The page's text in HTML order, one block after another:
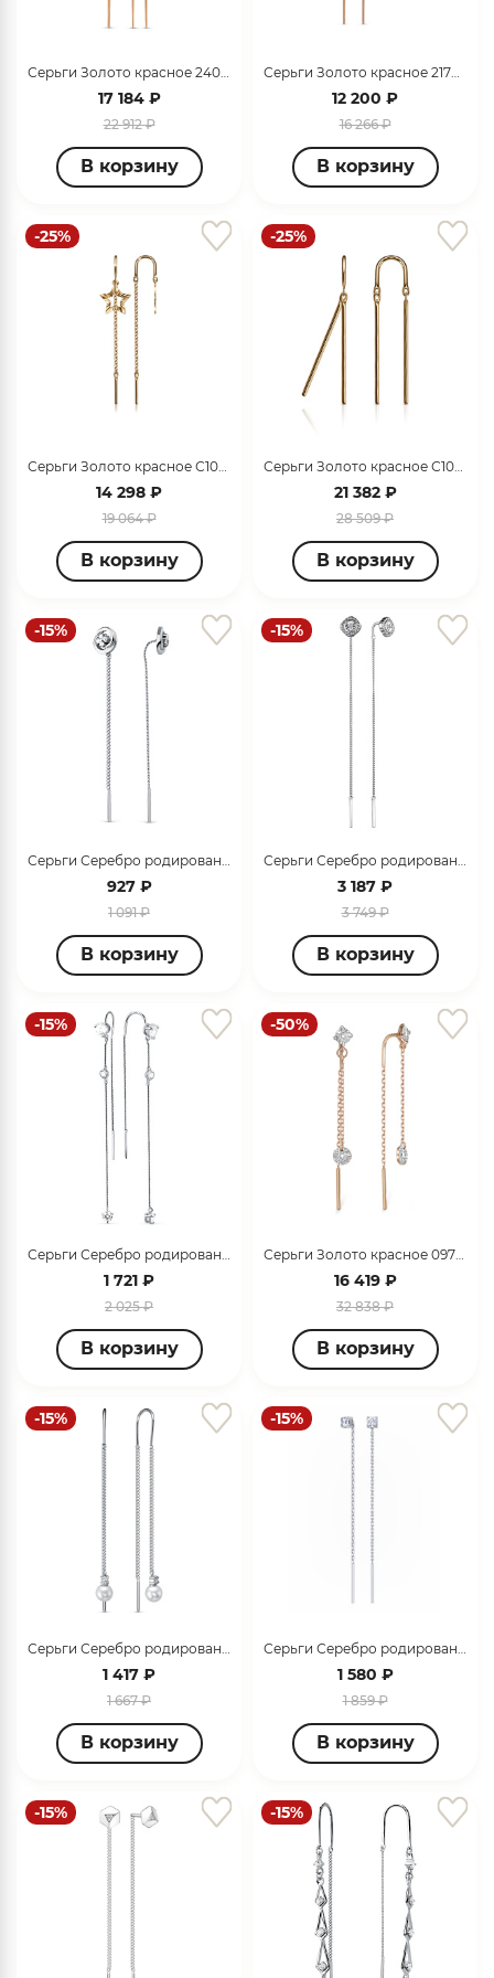
Серьги Золото красное 2403100 1 10
17 184 ₽
22 912 ₽
В корзину
Серьги Золото красное 217700 1 10
12 200 ₽
16 266 ₽
В корзину
-25%
Серьги Золото красное С1014-4797
14 298 ₽
19 064 ₽
В корзину
-25%
Серьги Золото красное С100-5106
21 382 ₽
28 509 ₽
В корзину
-15%
Серьги Серебро родированное 320701F873
927 ₽
1 091 ₽
В корзину
-15%
Серьги Серебро родированное 02-3522/000Б-00
3 187 ₽
3 749 ₽
В корзину
-15%
Серьги Серебро родированное 320701G699
1 721 ₽
2 025 ₽
В корзину
-50%
Серьги Золото красное 097922_12_01_001_0001
16 419 ₽
32 838 ₽
В корзину
-15%
Серьги Серебро родированное с140180
1 417 ₽
1 667 ₽
В корзину
-15%
Серьги Серебро родированное 0221288-00775
1 580 ₽
1 859 ₽
В корзину
-15% -15%
об оплате Плайтом
25
раз в 2
недели
раз в 2 недели
8 800 302-02-51